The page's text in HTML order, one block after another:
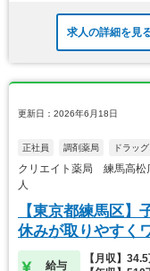
求人の詳細を見
更新日：2026年6月18日
正社員 調剤薬局 ドラッ
クリエイト薬局 練馬高松
人
【東京都練馬区
休みが取りやすく
給与
【月収】